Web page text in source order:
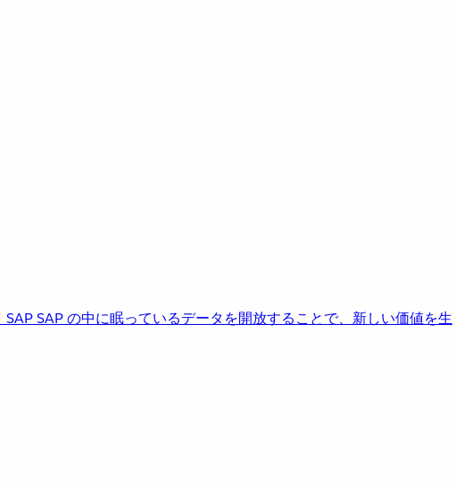
SAPSAP の中に眠っているデータを開放することで、新しい価値を生